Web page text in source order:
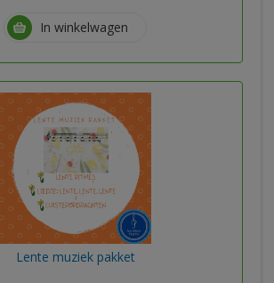
In winkelwagen
Lente muziek pakket